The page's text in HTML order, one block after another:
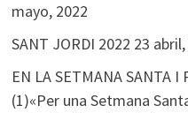
mayo, 2022
SANT JORDI 2022 23
EN LA SETMANA SANTA I
(1)«Per una Setmana